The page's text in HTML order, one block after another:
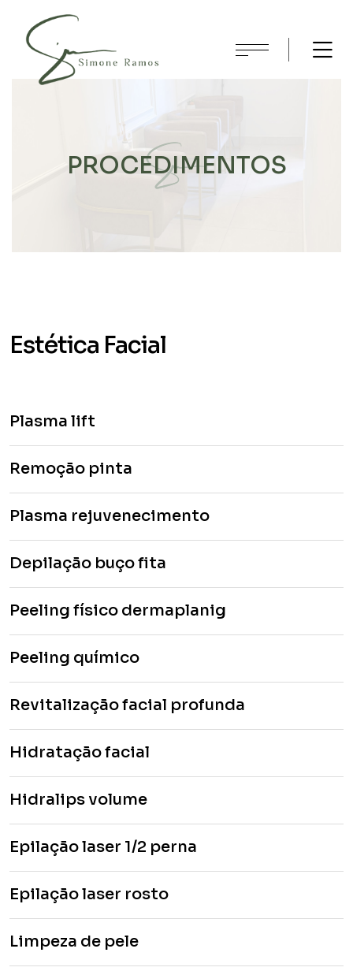
PROCEDIMENTOS
Estética Facial
Plasma lift
Remoção pinta
Plasma rejuvenecimento
Depilação buço fita
Peeling físico dermaplanig
Peeling químico
Revitalização facial profunda
Hidratação facial
Hidralips volume
Epilação laser 1/2 perna
Epilação laser rosto
Limpeza de pele